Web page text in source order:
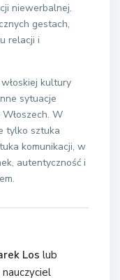
niewerbalnej.
gestach,
relacji i
kultury
sytuacje
W
tylko sztuka
komunikacji, w
autentyczność i
Los lub